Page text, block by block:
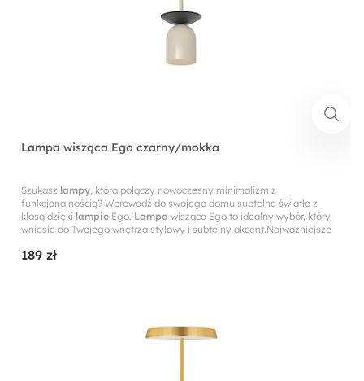
Lampa wisząca Ego czarny/mokka
Szukasz lampy, która połączy nowoczesny minimalizm z
funkcjonalnością? Wprowadź do swojego domu subtelne światło z
klasą dzięki lampie Ego. Lampa wisząca Ego to idealny wybór, który
wniesie do Twojego wnętrza stylowy i subtelny akcent.Najważniejsze
189 zł